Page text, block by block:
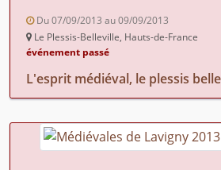
Du 07/09/2013 au 09/09/2013
Le Plessis-Belleville, Hauts-de-France
événement passé
L'esprit médiéval, le plessis